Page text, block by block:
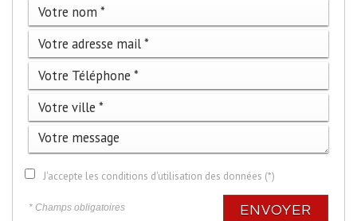
J'accepte les conditions d'utilisation des données (*)
* Champs obligatoires ENVOYER